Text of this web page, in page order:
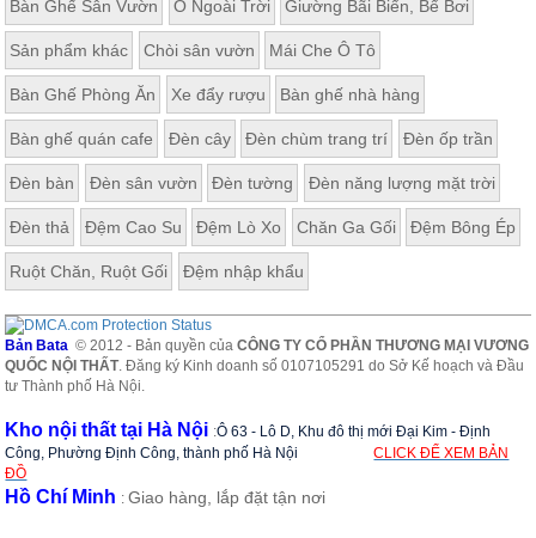
ăn,
ghế
ăn,
kệ
bếp
Nội
Thất
Ban
Công,
Vườn
ghế
công,
xích
đu,
ghế...
Phụ
Kiện
Trang
Trí
Bàn Ghế Sân Vườn Ô Ngoài Trời Giường Bãi Biển, Bể Bơi
Sản phẩm khác Chòi sân vườn Mái Che Ô Tô
Bàn Ghế Phòng Ăn Xe đẩy rượu Bàn ghế nhà hàng
Bàn ghế quán cafe Đèn cây Đèn chùm trang trí Đèn ốp trần
Đèn bàn Đèn sân vườn Đèn tường Đèn năng lượng mặt trời
Đèn thả Đệm Cao Su Đệm Lò Xo Chăn Ga Gối Đệm Bông Ép
Ruột Chăn, Ruột Gối Đệm nhập khẩu
Bản Bata © 2012 - Bản quyền củaCÔNG TY CỔ PHẦN THƯƠNG MẠI VƯƠNG
QUỐC NỘI THẤT. Đăng ký Kinh doanh số 0107105291 do Sở Kế hoạch và Đầu
tư Thành phố Hà Nội.
Kho nội thất tại Hà Nội :Ô 63 - Lô D, Khu đô thị mới Đại Kim - Định
Công, Phường Định Công, thành phố Hà Nội
CLICK ĐỂ XEM BẢN
ĐỒ
Hồ Chí Minh :Giao hàng, lắp đặt tận nơi